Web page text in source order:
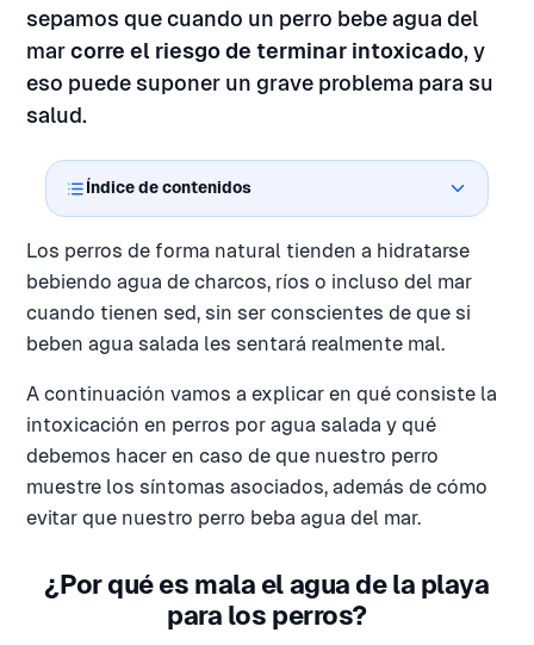
sepamos que cuando un perro bebe agua del
marcorre el riesgo de terminar intoxicado, y
eso puede suponer un grave problema para su
salud.
Índice de contenidos
Los perros de forma natural tienden a hidratarse
bebiendo agua de charcos, ríos o incluso del mar
cuando tienen sed, sin ser conscientes de que si
beben agua salada les sentará realmente mal.
A continuación vamos a explicar en qué consiste la
intoxicación en perros por agua salada y qué
debemos hacer en caso de que nuestro perro
muestre los síntomas asociados, además de cómo
evitar que nuestro perro beba agua del mar.
¿Por qué es mala el agua de la playa
para los perros?